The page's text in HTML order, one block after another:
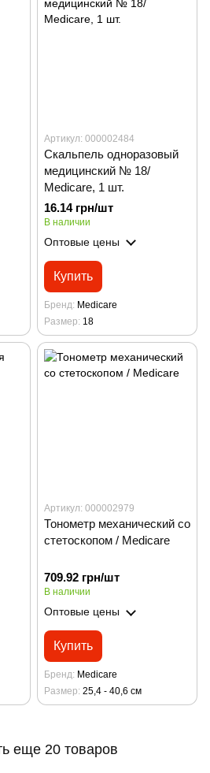
Артикул: 000002484
Скальпель одноразовый
медицинский № 18/
Medicare, 1 шт.
16.14 грн/шт
В наличии
Оптовые цены
Купить
Бренд Medicare
Размер 18
Артикул: 000002979
Тонометр механический со
стетоскопом / Medicare
709.92 грн/шт
В наличии
Оптовые цены
Купить
Бренд Medicare
Размер 25,4 - 40,6 см
еще 20 товаров